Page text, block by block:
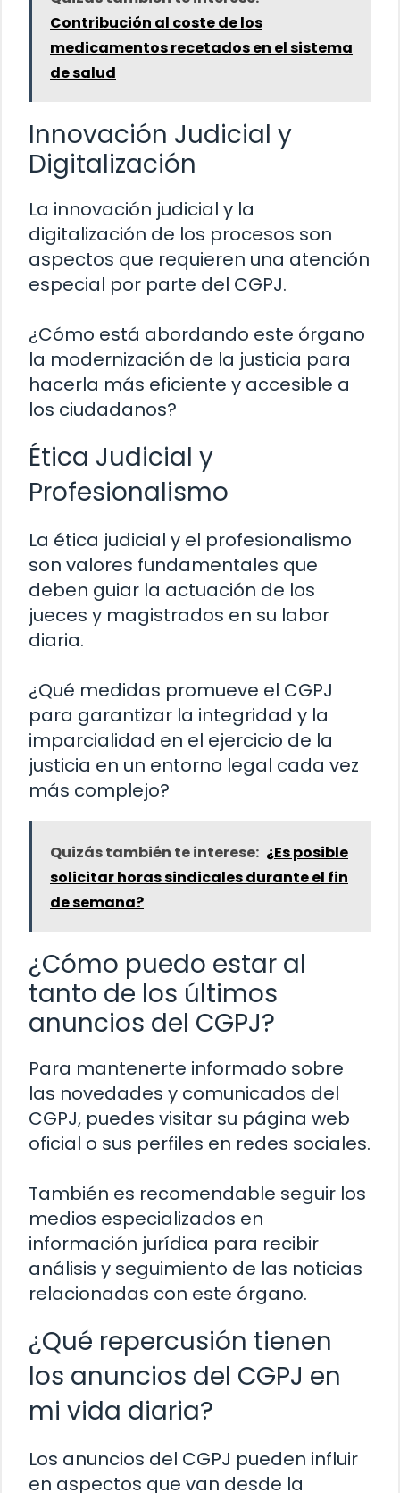
Contribución al coste de los
medicamentos recetados en el sistema
de salud
Innovación Judicial y
Digitalización
La innovación judicial y la
digitalización de los procesos son
aspectos que requieren una atención
especial por parte del CGPJ.
¿Cómo está abordando este órgano
la modernización de la justicia para
hacerla más eficiente y accesible a
los ciudadanos?
Ética Judicial y
Profesionalismo
La ética judicial y el profesionalismo
son valores fundamentales que
deben guiar la actuación de los
jueces y magistrados en su labor
diaria.
¿Qué medidas promueve el CGPJ
para garantizar la integridad y la
imparcialidad en el ejercicio de la
justicia en un entorno legal cada vez
más complejo?
Quizás también te interese: ¿Es posible
solicitar horas sindicales durante el fin
de semana?
¿Cómo puedo estar al
tanto de los últimos
anuncios del CGPJ?
Para mantenerte informado sobre
las novedades y comunicados del
CGPJ, puedes visitar su página web
oficial o sus perfiles en redes sociales.
También es recomendable seguir los
medios especializados en
información jurídica para recibir
análisis y seguimiento de las noticias
relacionadas con este órgano.
¿Qué repercusión tienen
los anuncios del CGPJ en
mi vida diaria?
Los anuncios del CGPJ pueden influir
en aspectos que van desde la